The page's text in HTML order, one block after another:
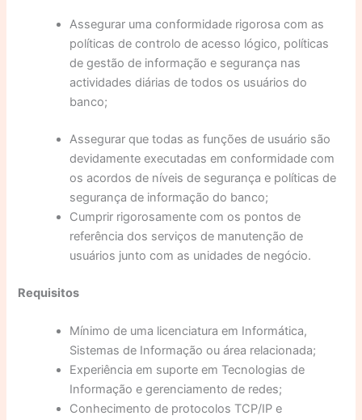
Assegurar uma conformidade rigorosa com as
políticas de controlo de acesso lógico, políticas
de gestão de informação e segurança nas
actividades diárias de todos os usuários do
banco;
Assegurar que todas as funções de usuário são
devidamente executadas em conformidade com
os acordos de níveis de segurança e políticas de
segurança de informação do banco;
Cumprir rigorosamente com os pontos de
referência dos serviços de manutenção de
usuários junto com as unidades de negócio.
Requisitos
Mínimo de uma licenciatura em Informática,
Sistemas de Informação ou área relacionada;
Experiência em suporte em Tecnologias de
Informação e gerenciamento de redes;
Conhecimento de protocolos TCP/IP e